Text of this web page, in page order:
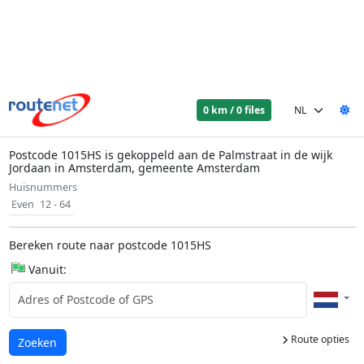
0 km / 0 files
Postcode 1015HS is gekoppeld aan de Palmstraat in de wijk
Jordaan in Amsterdam, gemeente Amsterdam
Huisnummers
Even 12 - 64
Bereken route naar postcode 1015HS
Vanuit:
Route opties
Laden...
Zoeken